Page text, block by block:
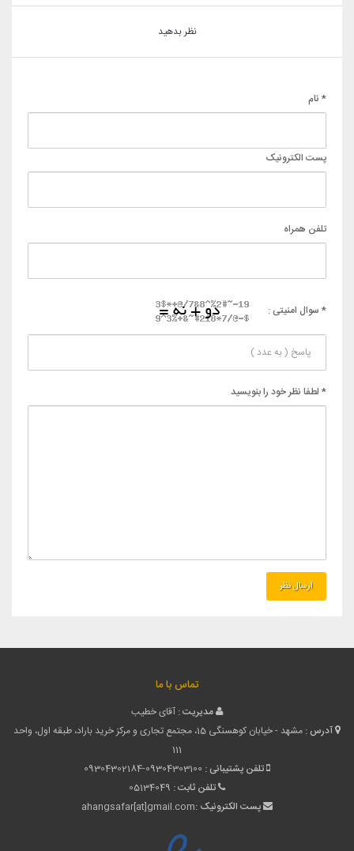
نظر بدهید
* نام
پست الکترونیک
تلفن همراه
* سوال امنیتی :
* لطفا نظر خود را بنویسید
تماس با ما
مدیریت : آقای خطیب
آدرس :
مشهد - خیابان کوهسنگی 15، مجتمع تجاری و مرکز خرید باراد، طبقه اول، واحد
111
تلفن پشتیبانی : 09304302184-09304303100
تلفن ثابت : 05134049
پست الکترونیک :ahangsafar[at]gmail.com